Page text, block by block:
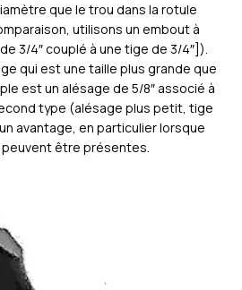
que le trou dans la rotule
utilisons un embout à
3/4″ couplé à une tige de 3/4″]).
qui est une taille plus grande que
est un alésage de 5/8″ associé à
type (alésage plus petit, tige
avantage, en particulier lorsque
être présentes.